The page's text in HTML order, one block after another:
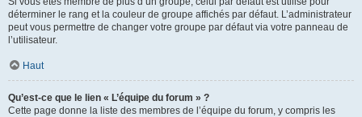
déterminer le rang et la couleur de groupe affichés par défaut. L’administrateur
peut vous permettre de changer votre groupe par défaut via votre panneau de
l’utilisateur.
Haut
Qu’est-ce que le lien « L’équipe du forum » ?
Cette page donne la liste des membres de l’équipe du forum, y compris les